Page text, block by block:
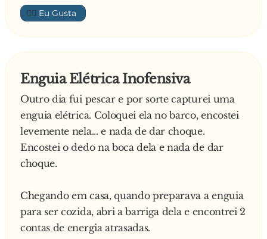
preciso de saber o que fazer.
- Não é o Santana Lopes, é??? – perguntou o
- É a Cinha Jardim?
- Não, ainda mais importante!
- Quem é??? Não é o Paulo Portas outra vez, pois
não?
O agente respondeu:
- Não! É ainda mais importante do que esse…
- Bem, mas então quem é esse VIP??!! – gritou o
Ao qual o agente responde:
- Eu não tenho bem a certeza, mas acho que
deve ser Jesus Cristo, porque o motorista é o
👍🏼
Enguia Elétrica Inofensiva
Outro dia fui pescar e por sorte capturei uma
enguia elétrica. Coloquei ela no barco, encostei
levemente nela... e nada de dar choque.
Encostei o dedo na boca dela e nada de dar
choque.
Chegando em casa, quando preparava a enguia
para ser cozida, abri a barriga dela e encontrei 2
contas de energia atrasadas.